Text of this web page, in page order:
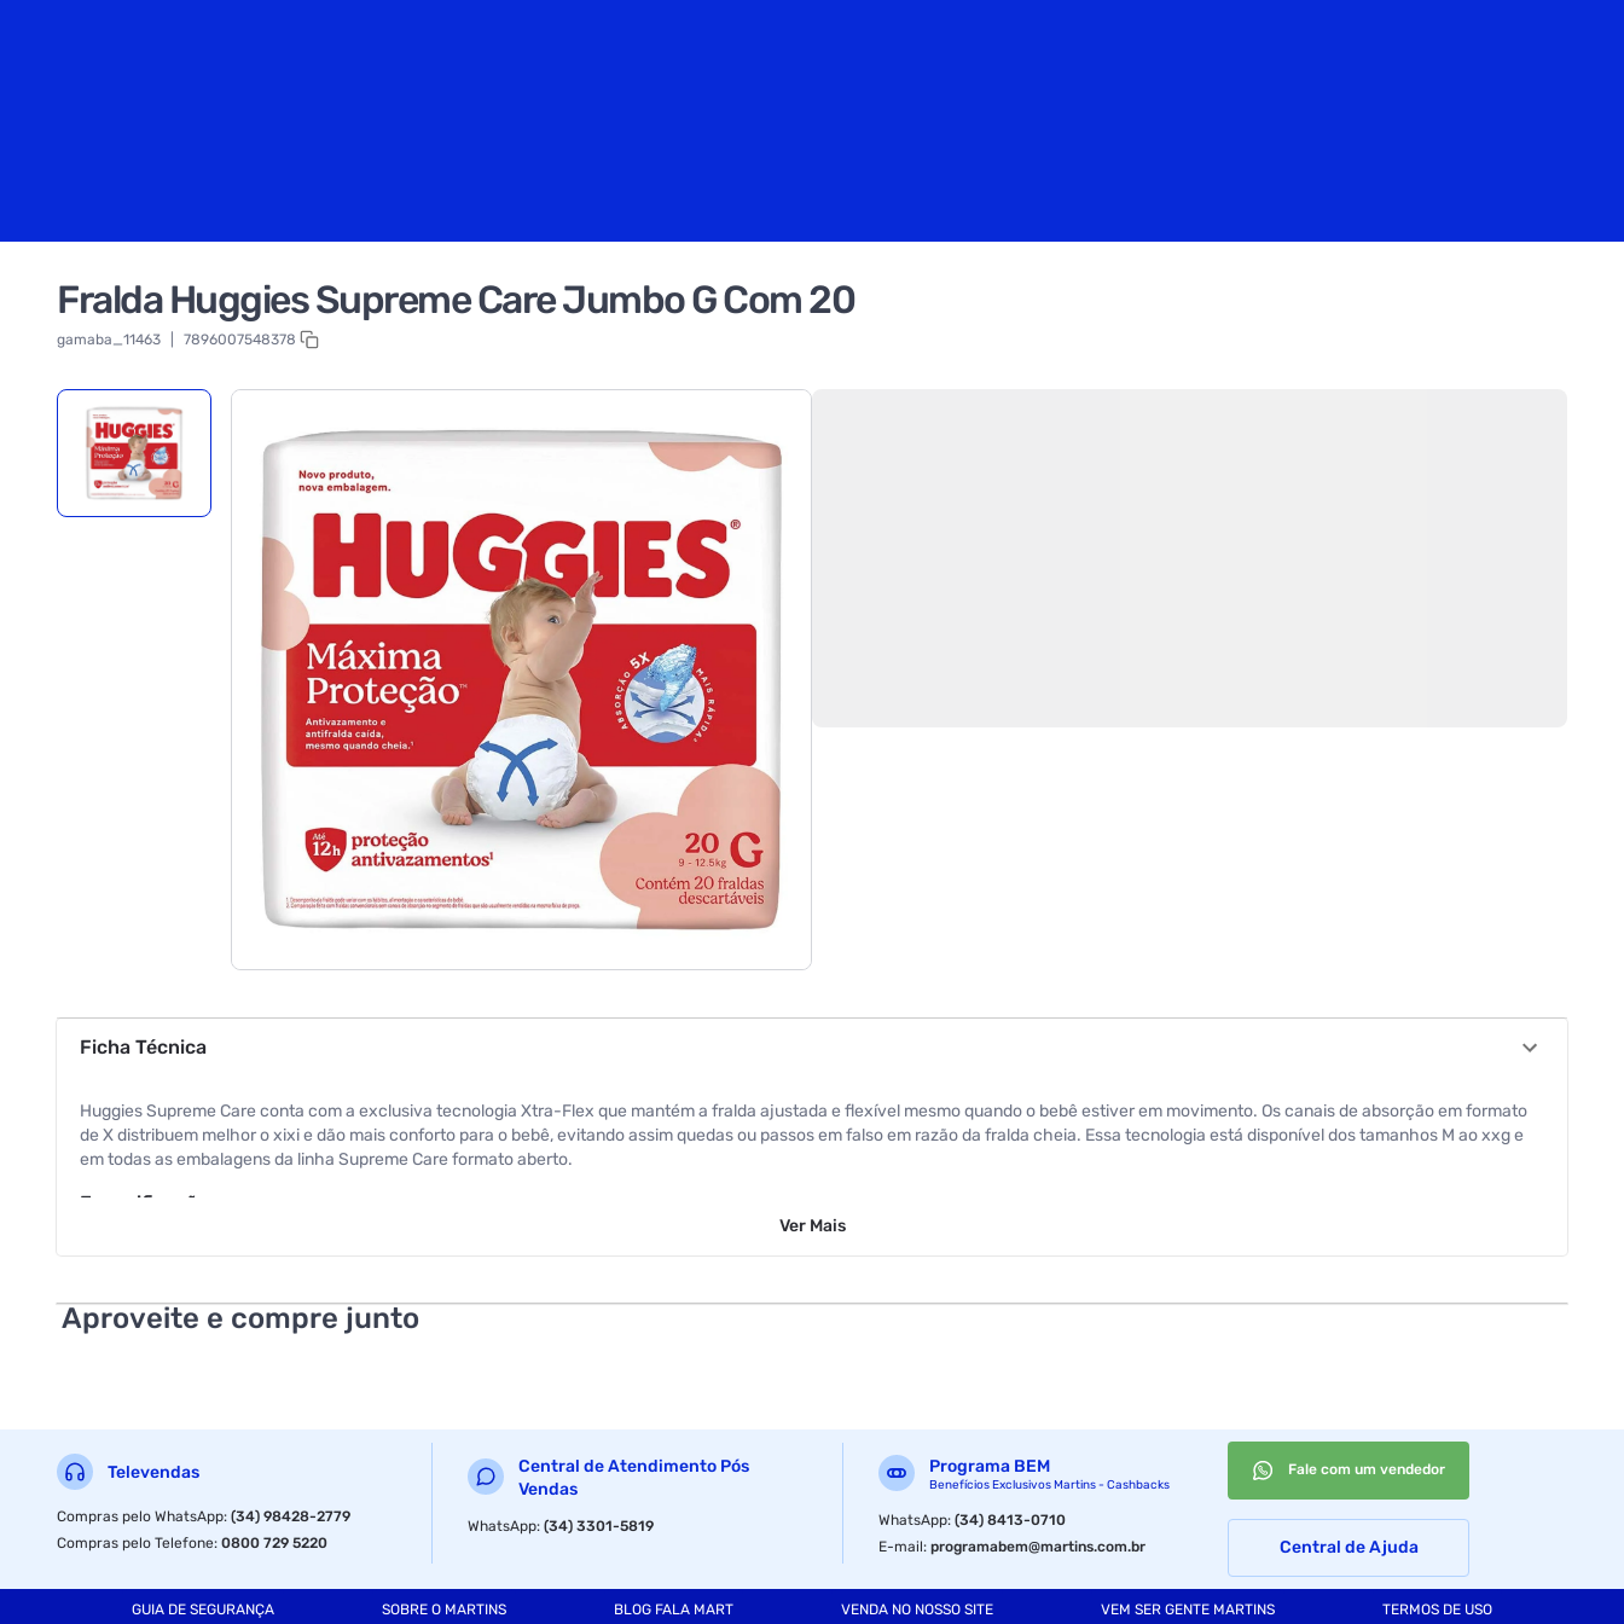
Fralda Huggies Supreme Care Jumbo G Com 20
gamaba_11463 7896007548378
Ficha Técnica
Huggies Supreme Care conta com a exclusiva tecnologia Xtra-Flex que mantém a fralda ajustada e flexível mesmo quando o bebê estiver em movimento. Os canais de absorção em formato
de X distribuem melhor o xixi e dão mais conforto para o bebê, evitando assim quedas ou passos em falso em razão da fralda cheia. Essa tecnologia está disponível dos tamanhos M ao xxg e
em todas as embalagens da linha Supreme Care formato aberto.
Especificações
Tamanho
Ver Mais
Aproveite e compre junto
Televendas
Compras pelo WhatsApp:(34) 98428-2779
Compras pelo Telefone:0800 729 5220
Central de Atendimento Pós
Vendas
WhatsApp:(34) 3301-5819
Programa BEM
Benefícios Exclusivos Martins - Cashbacks
WhatsApp:(34) 8413-0710
E-mail:programabem@martins.com.br
Fale com um vendedor
Central de Ajuda
GUIA DE SEGURANÇA SOBRE O MARTINS BLOG FALA MART VENDA NO NOSSO SITE VEM SER GENTE MARTINS TERMOS DE USO